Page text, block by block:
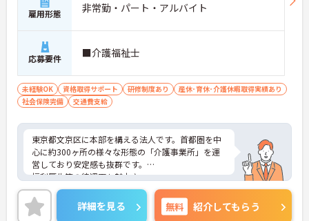
雇用形態 非常勤・パート・アルバイト
応募要件 ■介護福祉士
未経験OK 資格取得サポート 研修制度あり
産休･育休･介護休暇取得実績あり
社会保険完備
交通費支給
東京都文京区に本部を構える法人です。首都圏を中
心に約300ヶ所の様々な形態の「介護事業所」を運
営しており安定感も抜群です。
福利厚生等の待遇面も魅力♪
ご興味ある方には、面接対策ポイントなど、さらに
詳細をお話しいたしますのでお気軽にご相談くださ
い！
詳細を見る 無料 紹介してもらう